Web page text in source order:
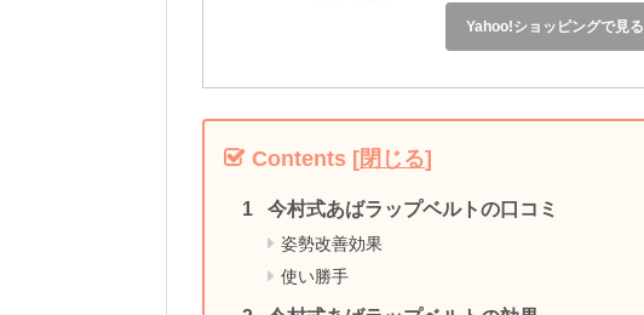
Yahoo!ショッピングで見る
Contents [閉じる]
今村式あばラップベルトの口コミ
姿勢改善効果
使い勝手